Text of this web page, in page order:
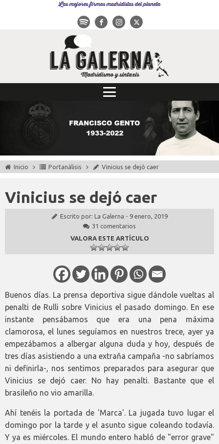
Las mejores firmas madridistas del planeta
Inicio Portanálisis Vinicius se dejó caer
Vinicius se dejó caer
Escrito por: La Galerna - 9 enero, 2019
31 comentarios
VALORA ESTE ARTÍCULO
Buenos días. La prensa deportiva sigue dándole vueltas al
penalti de Rulli sobre Vinicius el pasado domingo. En ese
instante pensábamos que era una pena máxima
clamorosa, el lunes seguíamos en nuestros trece, ayer ya
empezábamos a albergar alguna duda y hoy, después de
tres días asistiendo a una extraña campaña -no sabríamos
ni definirla-, nos sentimos preparados para asegurar que
Vinicius se dejó caer. No hay penalti. Bastante que el
brasileño no vio amarilla.
Ahí tenéis la portada de 'Marca'. La jugada tuvo lugar el
domingo por la tarde y el asunto sigue coleando todavía.
Y ya es miércoles. El mundo entero habló de "error grave"